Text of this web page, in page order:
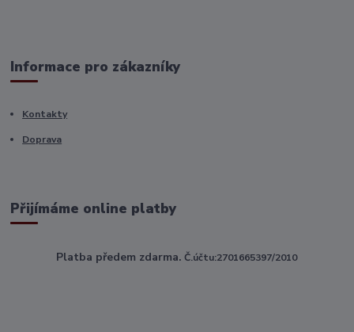
Informace pro zákazníky
Kontakty
Doprava
Přijímáme online platby
Platba předem zdarma. Č.účtu:2701665397/2010